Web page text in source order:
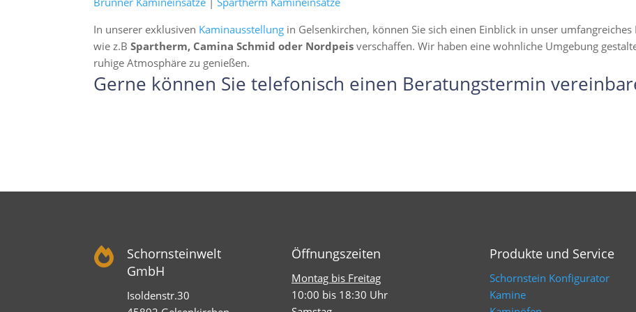
In unserer exklusiven Kaminausstellung in Gelsenkirchen, können Sie sich einen Einblick in unser
wie z.BSpartherm, Camina Schmid oder Nordpeis verschaffen. Wir haben eine wohnliche Umgebung
ruhige Atmosphäre zu genießen.
Gerne können Sie telefonisch einen Beratungstermin

Schornsteinwelt
GmbH
Isoldenstr.30
Öffnungszeiten
Montag bis Freitag
10:00 bis 18:30 Uhr
Produkte und Service
Schornstein Konfigurator
Kamine